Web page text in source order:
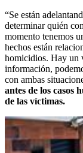
“Se están
determinar quién
momento tenemos
hechos están
homicidios. Hay un
información,
con ambas
antes de los casos
de las víctimas.